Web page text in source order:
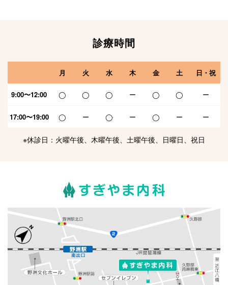
診療時間
月 火 水 木 金 土 日・祝
9:00〜12:00 ◯ ◯ ◯ ー ◯ ◯ ー
17:00〜19:00 ◯ ー ◯ ー ◯ ー ー
※休診日：火曜午後、木曜午後、土曜午後、日曜日、祝日